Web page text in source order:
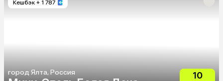
Кешбэк + 1 787
город Ялта, Россия 10